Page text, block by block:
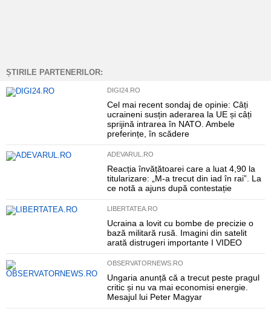
ȘTIRILE PARTENERILOR:
DIGI24.RO
Cel mai recent sondaj de opinie: Câți
ucraineni susțin aderarea la UE și câți
sprijină intrarea în NATO. Ambele
preferințe, în scădere
ADEVARUL.RO
Reacția învățătoarei care a luat 4,90 la
titularizare: „M-a trecut din iad în rai”. La
ce notă a ajuns după contestație
LIBERTATEA.RO
Ucraina a lovit cu bombe de precizie o
bază militară rusă. Imagini din satelit
arată distrugeri importante I VIDEO
OBSERVATORNEWS.RO
Ungaria anunță că a trecut peste pragul
critic și nu va mai economisi energie.
Mesajul lui Peter Magyar